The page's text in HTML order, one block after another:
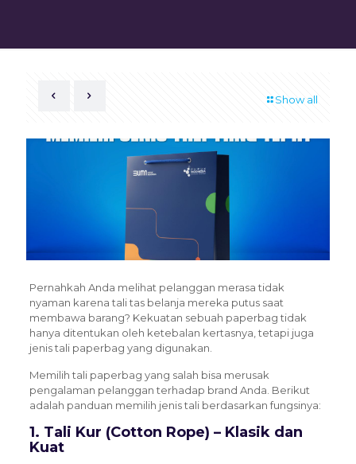
Show all
Pernahkah Anda melihat pelanggan merasa tidak
nyaman karena tali tas belanja mereka putus saat
membawa barang? Kekuatan sebuah paperbag tidak
hanya ditentukan oleh ketebalan kertasnya, tetapi juga
jenis tali paperbag yang digunakan.
Memilih tali paperbag yang salah bisa merusak
pengalaman pelanggan terhadap brand Anda. Berikut
adalah panduan memilih jenis tali berdasarkan fungsinya:
1. Tali Kur (Cotton Rope) – Klasik dan
Kuat